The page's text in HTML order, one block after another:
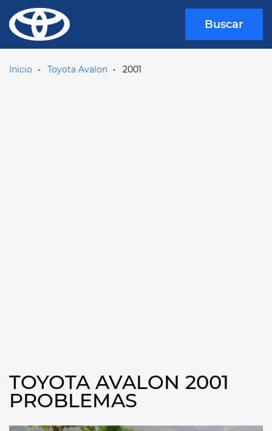
Buscar
Inicio Toyota Avalon 2001
TOYOTA AVALON 2001
PROBLEMAS